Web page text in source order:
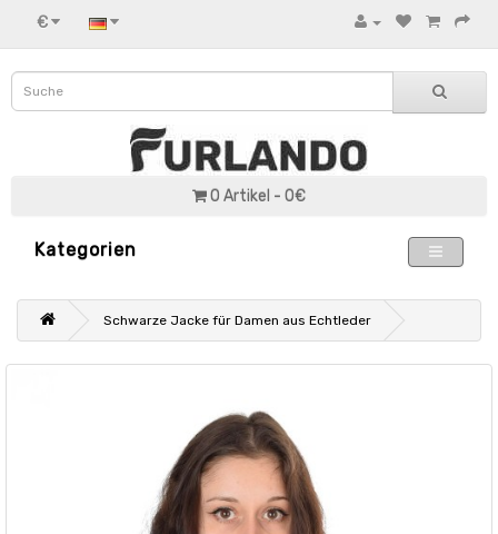
€
0 Artikel - 0€
Kategorien
Schwarze Jacke für Damen aus Echtleder